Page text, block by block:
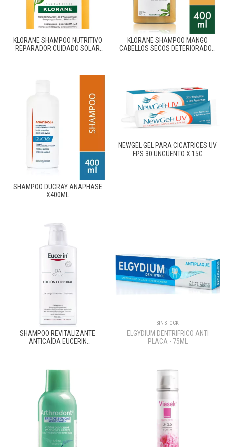
KLORANE SHAMPOO NUTRITIVO
REPARADOR CUIDADO SOLAR
KLORANE SHAMPOO MANGO
CABELLOS SECOS DETERIORADOS
SHAMPOO DUCRAY ANAPHASE
X400ML
NEWGEL GEL PARA CICATRICES UV
FPS 30 UNGÜENTO X 15G
SHAMPOO REVITALIZANTE
ANTICAÍDA EUCERIN
SIN STOCK
ELGYDIUM DENTRIFRICO ANTI
PLACA - 75ML